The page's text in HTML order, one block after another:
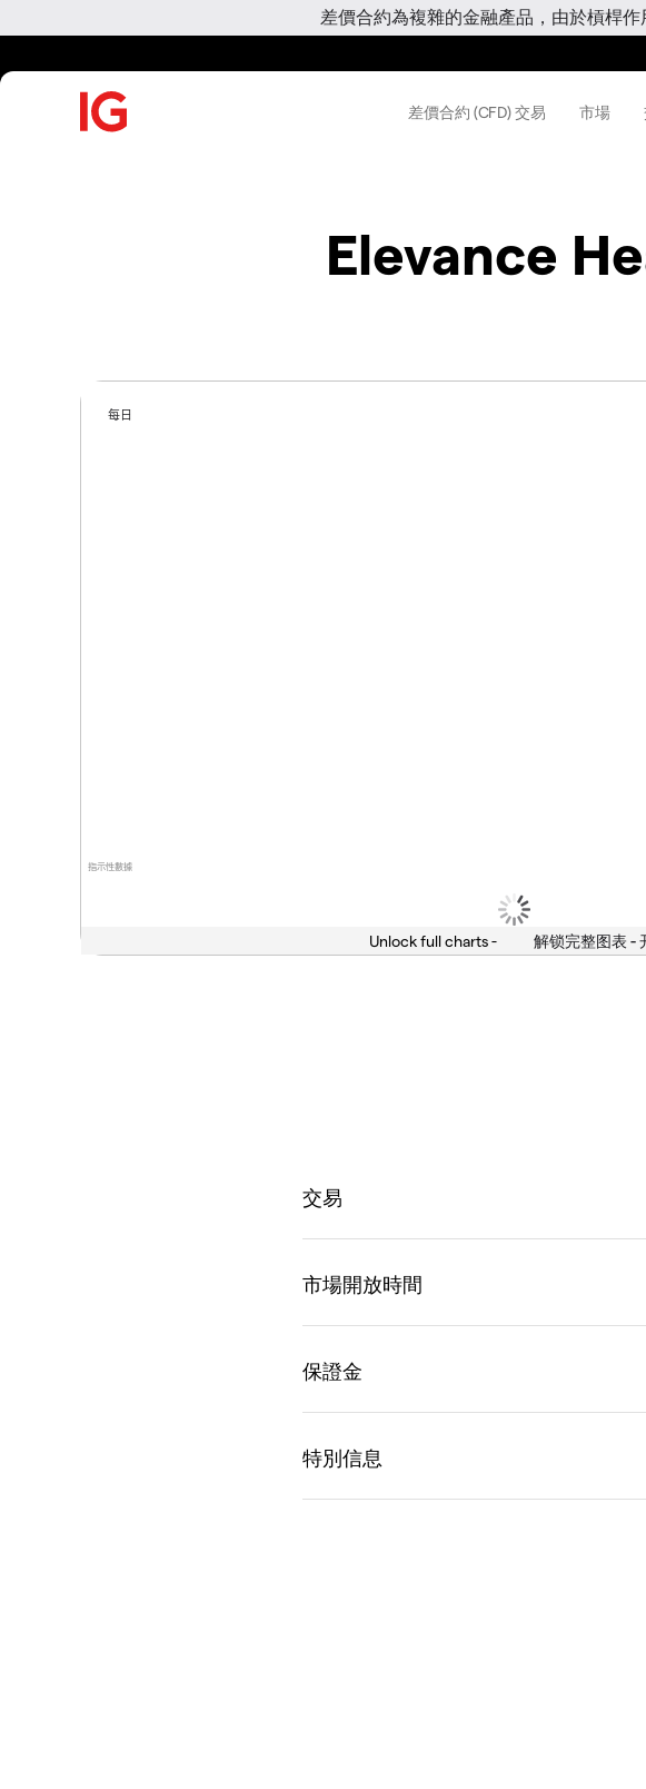
差價合約為複雜的金融產品，由於槓桿
差價合約 (CFD) 交易 市場
Elevance
指示性數據
每日
Unlock full charts -